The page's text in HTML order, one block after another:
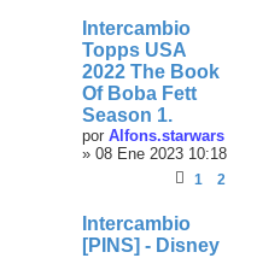
Intercambio
Topps USA
2022 The Book
Of Boba Fett
Season 1.
por Alfons.starwars
» 08 Ene 2023 10:18
1 2
Intercambio
[PINS] - Disney